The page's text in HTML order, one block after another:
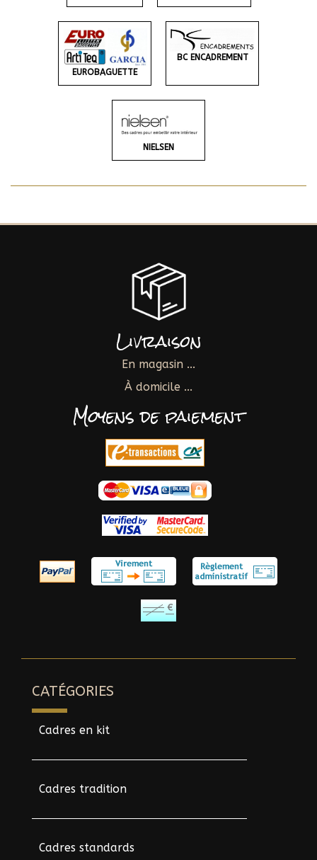
EUROBAGUETTE
BC ENCADREMENT
NIELSEN
Livraison
En magasin ...
À domicile ...
Moyens de paiement
CATÉGORIES
Cadres en kit
Cadres tradition
Cadres standards